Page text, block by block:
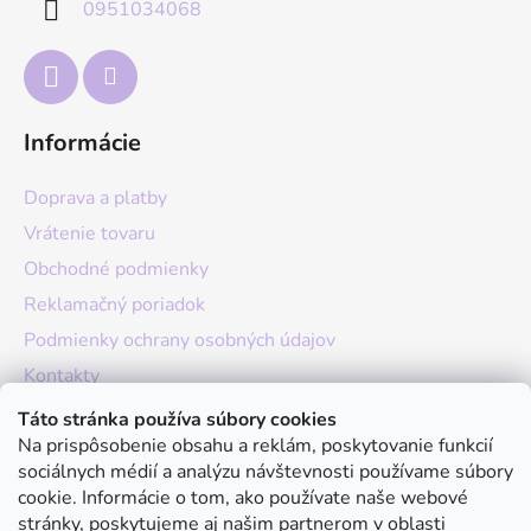
Táto stránka používa súbory cookies
Na prispôsobenie obsahu a reklám, poskytovanie funkcií
sociálnych médií a analýzu návštevnosti používame súbory
cookie. Informácie o tom, ako používate naše webové
stránky, poskytujeme aj našim partnerom v oblasti
0951034068
Informácie
Doprava a platby
Vrátenie tovaru
Obchodné podmienky
Reklamačný poriadok
Podmienky ochrany osobných údajov
Kontakty
O nás
Hodnotenie obchodu
Moja objednávka